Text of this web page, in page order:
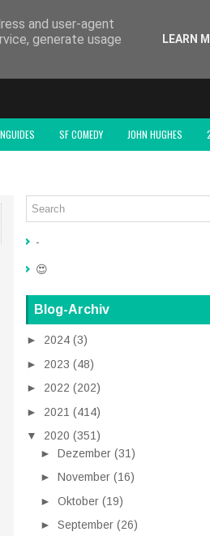
SF COMEDY JOHN HUGHES
-
😍
Blog-Archiv
► 2024 (3)
► 2023 (48)
► 2022 (202)
► 2021 (414)
▼ 2020 (351)
► Dezember (31)
► November (16)
► Oktober (19)
► September (26)
and user-agent
generate usage
LEARN